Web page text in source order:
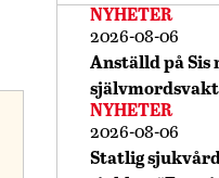
NYHETER
2026-08-06
Anställd på Sis
NYHETER
2026-08-06
Statlig